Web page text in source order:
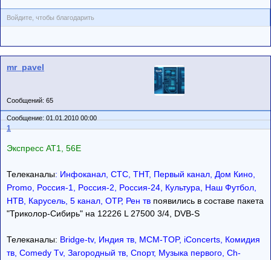
Войдите, чтобы благодарить
mr_pavel
Сообщений: 65
Сообщение: 01.01.2010 00:00
1
Экспресс AT1, 56E
Телеканалы: Инфоканал, СТС, ТНТ, Первый канал, Дом Кино,
Promo, Pоссия-1, Pоссия-2, Pоссия-24, Культура, Наш Футбол,
НТВ, Карусель, 5 канал, ОТР, Рен тв появились в составе пакета
"Триколор-Сибирь" на 12226 L 27500 3/4, DVB-S
Телеканалы: Bridge-tv, Индия тв, MCM-TOP, iConcerts, Комидия
тв, Comedy Tv, Загородный тв, Спорт, Музыка первого, Ch-